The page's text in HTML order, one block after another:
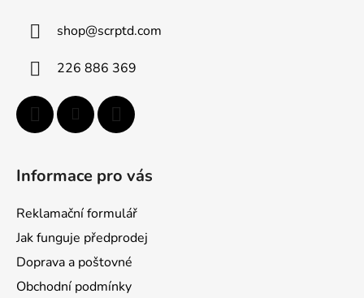
shop@scrptd.com
226 886 369
Informace pro vás
Reklamační formulář
Jak funguje předprodej
Doprava a poštovné
Obchodní podmínky